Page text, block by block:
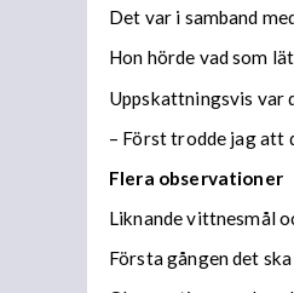
Det var i samband
Hon hörde vad som
Uppskattningsvis var
– Först trodde jag att
Flera observationer
Liknande vittnesmål
Första gången det